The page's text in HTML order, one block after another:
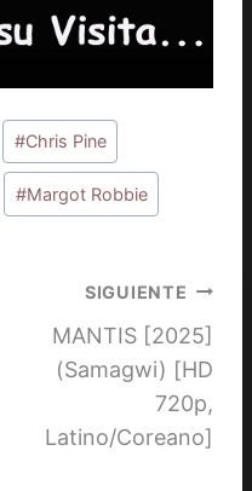
#Chris Pine
#Margot Robbie
SIGUIENTE
MANTIS [2025]
(Samagwi) [HD
720p,
Latino/Coreano]